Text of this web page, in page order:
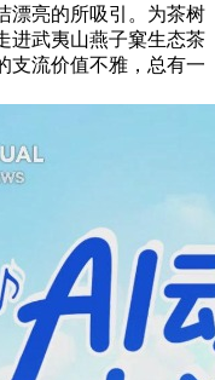
漂亮的所吸引。为茶树
进武夷山燕子窠生态茶
支流价值不雅，总有一